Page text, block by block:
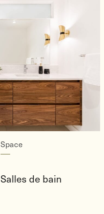
Space
Salles de bain